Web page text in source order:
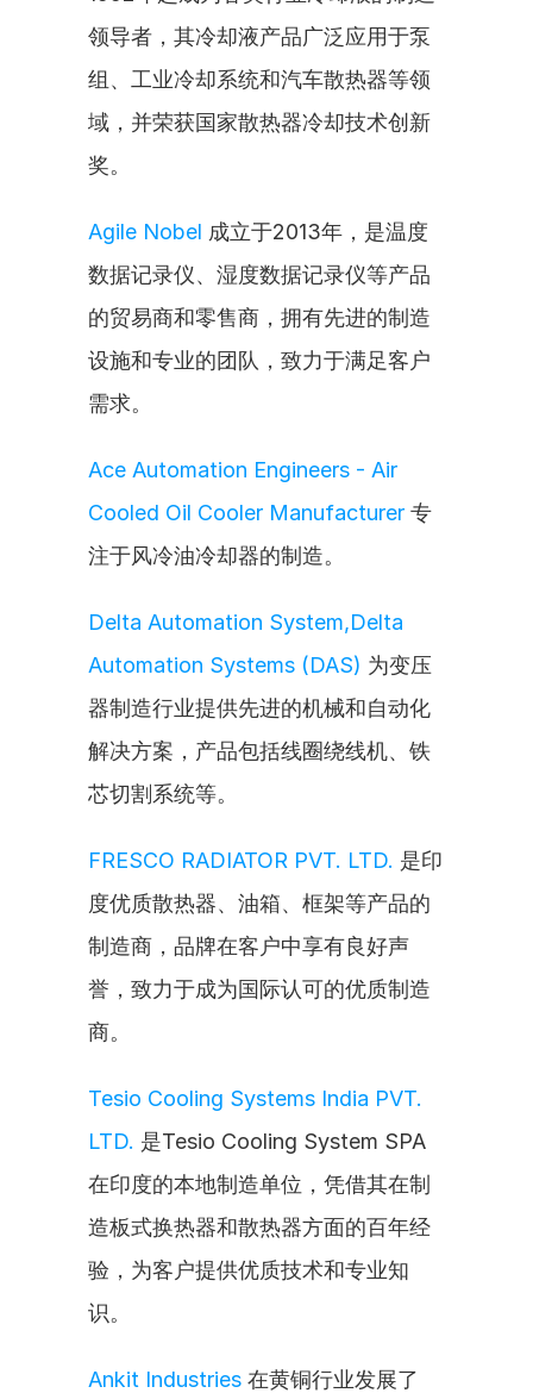
领导者，其冷却液产品广泛应用于泵
组、工业冷却系统和汽车散热器等领
域，并荣获国家散热器冷却技术创新
奖。
Agile Nobel 成立于2013年，是温度
数据记录仪、湿度数据记录仪等产品
的贸易商和零售商，拥有先进的制造
设施和专业的团队，致力于满足客户
需求。
Ace Automation Engineers - Air
Cooled Oil Cooler Manufacturer 专
注于风冷油冷却器的制造。
Delta Automation System,Delta
Automation Systems (DAS) 为变压
器制造行业提供先进的机械和自动化
解决方案，产品包括线圈绕线机、铁
芯切割系统等。
FRESCO RADIATOR PVT. LTD. 是印
度优质散热器、油箱、框架等产品的
制造商，品牌在客户中享有良好声
誉，致力于成为国际认可的优质制造
商。
Tesio Cooling Systems India PVT.
LTD. 是Tesio Cooling System SPA
在印度的本地制造单位，凭借其在制
造板式换热器和散热器方面的百年经
验，为客户提供优质技术和专业知
识。
Ankit Industries 在黄铜行业发展了